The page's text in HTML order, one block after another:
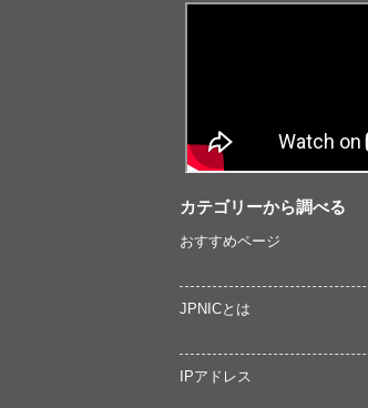
カテゴリーから調べる
おすすめページ
JPNICとは
IPアドレス